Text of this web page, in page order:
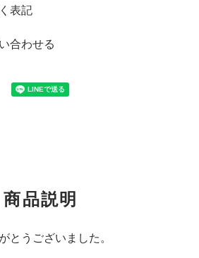
表記
合わせる
商品説明
とうございました。